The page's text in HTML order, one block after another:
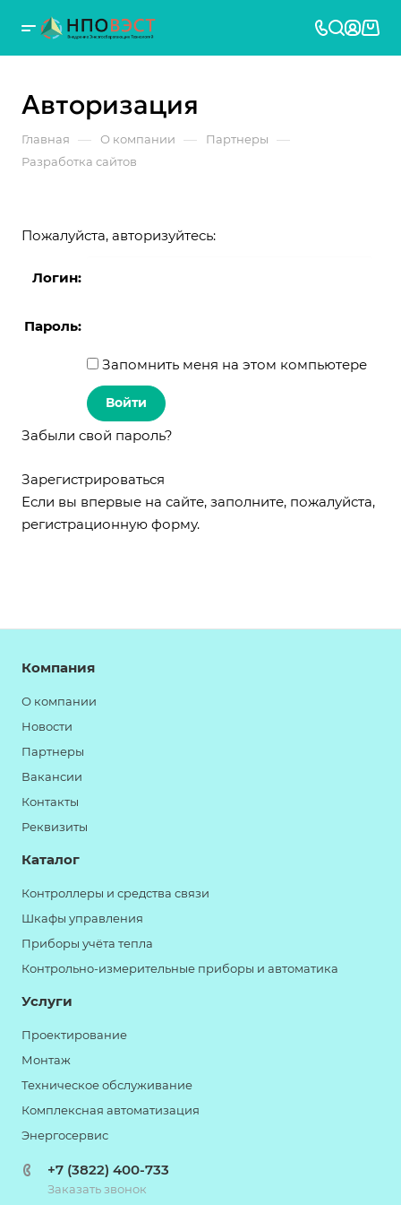
Авторизация
Главная — О компании — Партнеры —
Разработка сайтов
Пожалуйста, авторизуйтесь:
Логин:
Пароль:
Запомнить меня на этом компьютере
Забыли свой пароль?
Зарегистрироваться
Если вы впервые на сайте, заполните, пожалуйста,
регистрационную форму.
Компания
О компании
Новости
Партнеры
Вакансии
Контакты
Реквизиты
Каталог
Контроллеры и средства связи
Шкафы управления
Приборы учёта тепла
Контрольно-измерительные приборы и автоматика
Услуги
Проектирование
Монтаж
Техническое обслуживание
Комплексная автоматизация
Энергосервис
+7 (3822) 400-733
Заказать звонок